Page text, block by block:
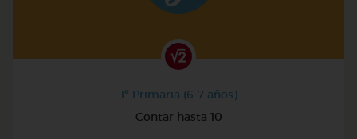
1º Primaria (6-7 años)
Contar hasta 10